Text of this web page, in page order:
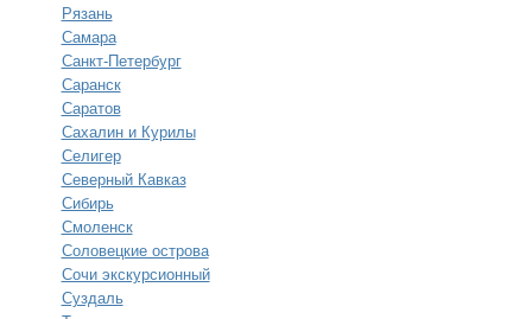
Рязань
Самара
Санкт-Петербург
Саранск
Саратов
Сахалин и Курилы
Селигер
Северный Кавказ
Сибирь
Смоленск
Соловецкие острова
Сочи экскурсионный
Суздаль